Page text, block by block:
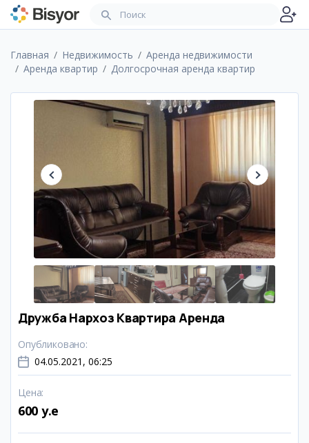
Главная Недвижимость
Аренда недвижимости
Аренда квартир
Долгосрочная аренда квартир
Дружба Нархоз Квартира Аренда
Опубликовано:
04.05.2021, 06:25
Цена:
600 y.e